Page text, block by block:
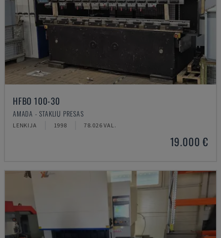
HFBO 100-30
AMADA - STAKLIŲ PRESAS
LENKIJA 1998 78.026 VAL.
19.000 €